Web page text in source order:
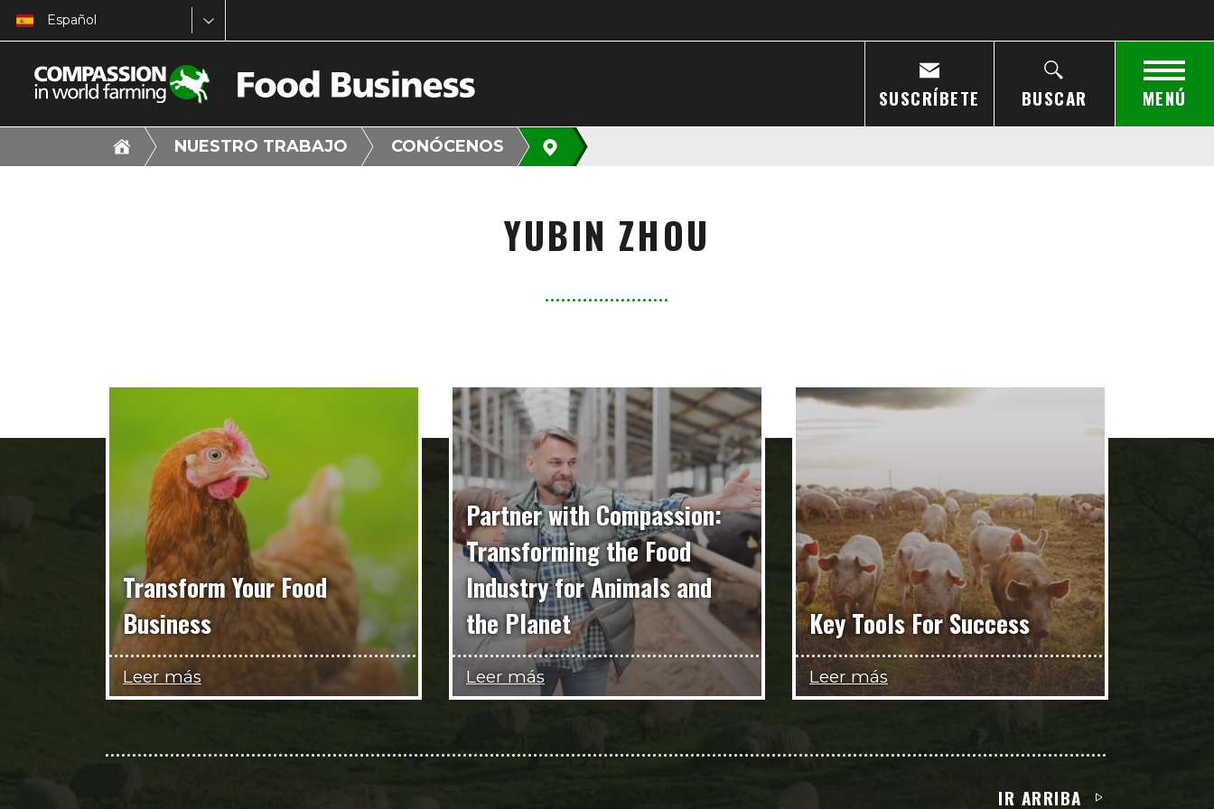
Español
SUSCRÍBETE BUSCAR MENÚ
NUESTRO TRABAJO CONÓCENOS
YUBIN ZHOU
Transform Your Food
Business
Leer más
Partner with Compassion:
Transforming the Food
Industry for Animals and
the Planet
Leer más
Key Tools For Success
Leer más
IR ARRIBA